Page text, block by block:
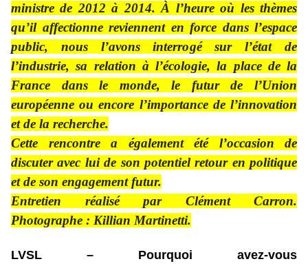
ministre de 2012 à 2014. À l’heure où les thèmes
qu’il affectionne reviennent en force dans l’espace
public, nous l’avons interrogé sur l’état de
l’industrie, sa relation à l’écologie, la place de la
France dans le monde, le futur de l’Union
européenne ou encore l’importance de l’innovation
et de la recherche.
Cette rencontre a également été l’occasion de
discuter avec lui de son potentiel retour en politique
et de son engagement futur.
Entretien réalisé par Clément Carron.
Photographe : Killian Martinetti.
LVSL – Pourquoi avez-vous